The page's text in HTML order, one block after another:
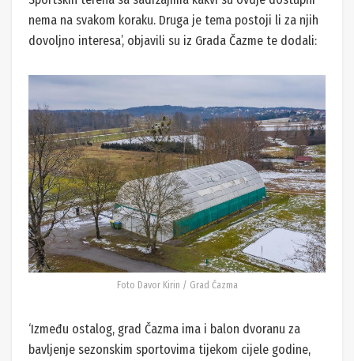
nema na svakom koraku. Druga je tema postoji li za njih
dovoljno interesa’, objavili su iz Grada Čazme te dodali:
Foto Davor Kirin / Grad Čazma
‘Između ostalog, grad Čazma ima i balon dvoranu za
bavljenje sezonskim sportovima tijekom cijele godine,